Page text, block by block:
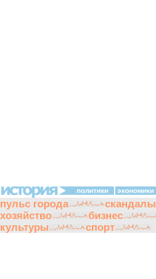
политики экономики
пульс города скандалы
хозяйство
бизнес
культуры
спорт